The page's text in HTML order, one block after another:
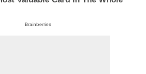
Brainberries